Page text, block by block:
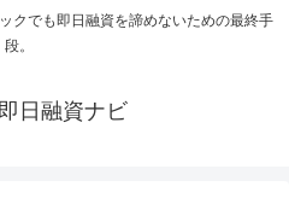
クでも即日融資を諦めないための最終手
段。
日融資ナビ